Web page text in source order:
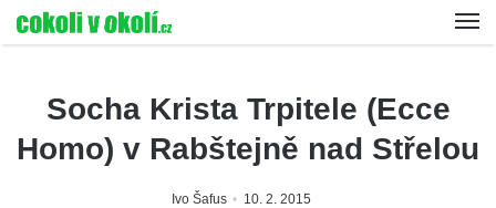
Socha Krista Trpitele (Ecce
Homo) v Rabštejně nad Střelou
Ivo Šafus 10. 2. 2015